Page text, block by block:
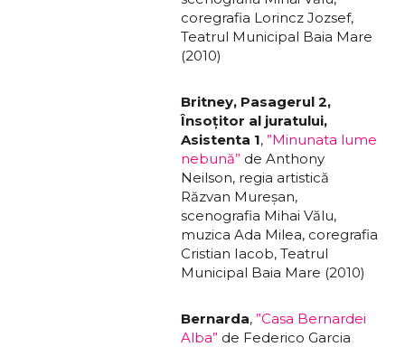
coregrafia Lorincz Jozsef,
Teatrul Municipal Baia Mare
(2010)
Britney, Pasagerul 2,
Însoţitor al juratului,
Asistenta 1, ”Minunata lume
nebună” de Anthony
Neilson, regia artistică
Răzvan Mureșan,
scenografia Mihai Vălu,
muzica Ada Milea, coregrafia
Cristian Iacob, Teatrul
Municipal Baia Mare (2010)
Bernarda, ”Casa Bernardei
Alba” de Federico Garcia